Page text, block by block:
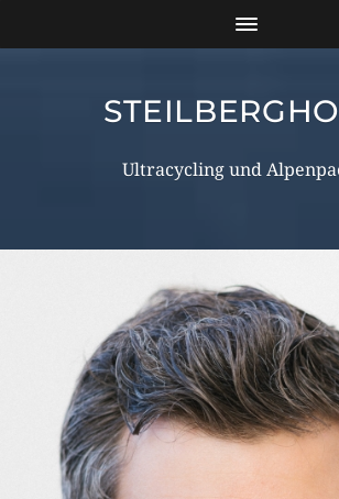
Ultracycling und